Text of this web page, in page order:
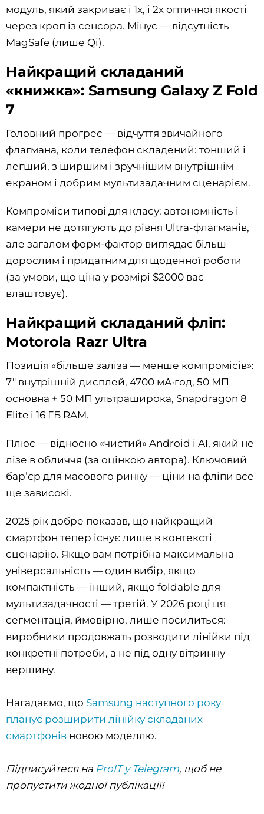
модуль, який закриває і 1x, і 2x оптичної якості
через кроп із сенсора. Мінус — відсутність
MagSafe (лише Qi).
Найкращий складаний
«книжка»: Samsung Galaxy Z Fold
7
Головний прогрес — відчуття звичайного
флагмана, коли телефон складений: тонший і
легший, з ширшим і зручнішим внутрішнім
екраном і добрим мультизадачним сценарієм.
Компроміси типові для класу: автономність і
камери не дотягують до рівня Ultra-флагманів,
але загалом форм-фактор виглядає більш
дорослим і придатним для щоденної роботи
(за умови, що ціна у розмірі $2000 вас
влаштовує).
Найкращий складаний фліп:
Motorola Razr Ultra
Позиція «більше заліза — менше компромісів»:
7" внутрішній дисплей, 4700 мА·год, 50 МП
основна + 50 МП ультраширока, Snapdragon 8
Elite і 16 ГБ RAM.
Плюс — відносно «чистий» Android і AI, який не
лізе в обличчя (за оцінкою автора). Ключовий
бар’єр для масового ринку — ціни на фліпи все
ще зависокі.
2025 рік добре показав, що найкращий
смартфон тепер існує лише в контексті
сценарію. Якщо вам потрібна максимальна
універсальність — один вибір, якщо
компактність — інший, якщо foldable для
мультизадачності — третій. У 2026 році ця
сегментація, ймовірно, лише посилиться:
виробники продовжать розводити лінійки під
конкретні потреби, а не під одну вітринну
вершину.
Нагадаємо, що Samsung наступного року
планує розширити лінійку складаних
смартфонів новою моделлю.
Підписуйтеся на ProIT у Telegram, щоб не
пропустити жодної публікації!